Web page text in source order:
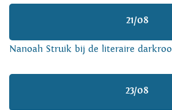
21/08
Nanoah Struik bij de literaire
23/08